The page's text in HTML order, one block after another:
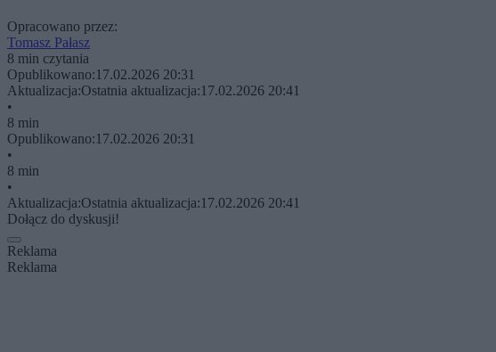
Opracowano przez:
Tomasz Pałasz
8 min czytania
Opublikowano:17.02.2026 20:31
Aktualizacja:Ostatnia aktualizacja:17.02.2026 20:41
•
8 min
Opublikowano:17.02.2026 20:31
•
8 min
•
Aktualizacja:Ostatnia aktualizacja:17.02.2026 20:41
Dołącz do dyskusji!
Reklama
Reklama